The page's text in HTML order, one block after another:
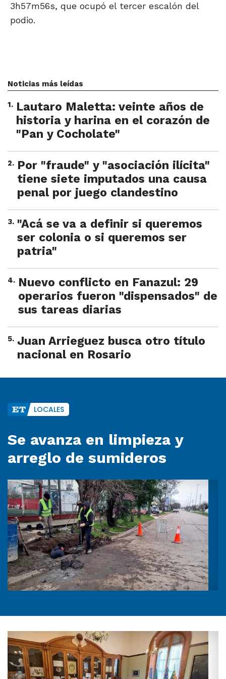
3h57m56s, que ocupó el tercer escalón del
podio.
Noticias más leídas
1. Lautaro Maletta: veinte años de
historia y harina en el corazón de
"Pan y Cocholate"
2. Por "fraude" y "asociación ilícita"
tiene siete imputados una causa
penal por juego clandestino
3. "Acá se va a definir si queremos
ser colonia o si queremos ser
patria"
4. Nuevo conflicto en Fanazul: 29
operarios fueron "dispensados" de
sus tareas diarias
5. Juan Arrieguez busca otro título
nacional en Rosario
LOCALES
Se avanza en limpieza y
arreglo de sumideros